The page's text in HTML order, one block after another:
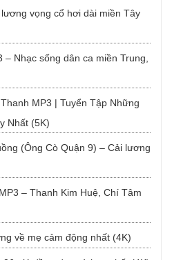
vọng cổ hơi dài miền Tây
Nhạc sống dân ca miền Trung,
MP3 | Tuyển Tập Những
Nhất (5K)
(Ông Cò Quận 9) – Cải lương
– Thanh Kim Huệ, Chí Tâm
về mẹ cảm động nhất (4K)